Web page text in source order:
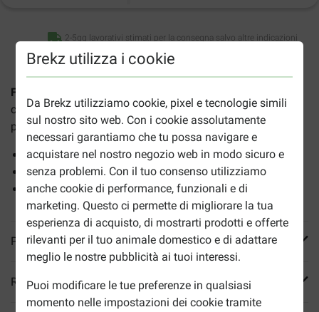
Brekz utilizza i cookie
Da Brekz utilizziamo cookie, pixel e tecnologie simili
sul nostro sito web. Con i cookie assolutamente
necessari garantiamo che tu possa navigare e
acquistare nel nostro negozio web in modo sicuro e
senza problemi. Con il tuo consenso utilizziamo
anche cookie di performance, funzionali e di
marketing. Questo ci permette di migliorare la tua
esperienza di acquisto, di mostrarti prodotti e offerte
rilevanti per il tuo animale domestico e di adattare
meglio le nostre pubblicità ai tuoi interessi.
Puoi modificare le tue preferenze in qualsiasi
momento nelle impostazioni dei cookie tramite
2-5gg lavorativi stimati per la consegna salvo altre indicazioni
Farm Food HE Classic Mini per cane
completo e ricco di energia per i cuccioli e per i cani di
piccola taglia.
Crocchette di piccole dimensioni facili da assorbire
Privo di aromi, coloranti e conservanti artificiali
Favorisce la salute della pelle e del pelo.
Più informazioni
Reviews